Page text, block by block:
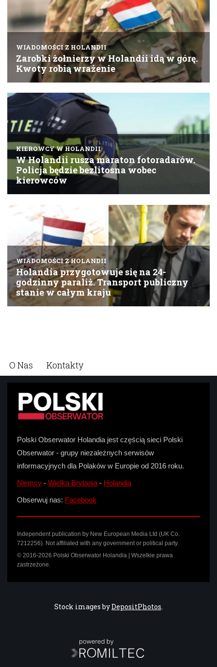
O Nas Kontakty
Polski Obserwator Holandia jest częścią sieci Polski
Obserwator - grupy niezależnych serwisów
informacyjnych dla Polaków w Europie od 2016 roku.
Niemcy - Wielka Brytania - Holandia
Obserwuj nas: Facebook
Independent publication by New European Media Ltd (UK Co.
7212256). Not affiliated with any government or political party.
© 2016-2026 Polski Obserwator Holandia | Wszelkie prawa
zastrzeżone.
Stock images byDepositPhotos.